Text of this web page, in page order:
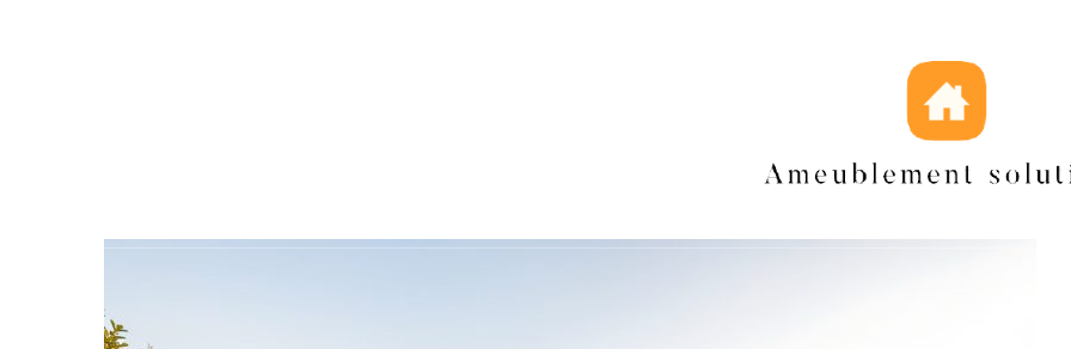
maintenant